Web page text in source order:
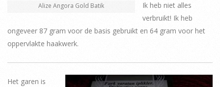
Alize Angora Gold Batik
Ik heb niet alles
verbruikt! Ik heb
ongeveer 87 gram voor de basis gebruikt en 64 gram voor het
oppervlakte haakwerk.
Het garen is